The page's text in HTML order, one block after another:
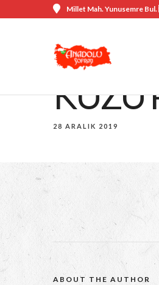
Millet Mah. Yunusemre
KUZU
28 ARALIK 2019
ABOUT THE AUTHOR